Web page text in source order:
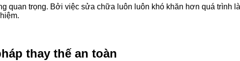
quan trọng. Bởi việc sửa chữa luôn luôn khó khăn hơn quá trình
thay thế an toàn